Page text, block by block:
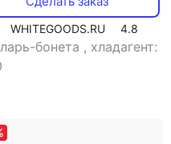
WHITEGOODS.RU 4.8
бонета , хладагент: